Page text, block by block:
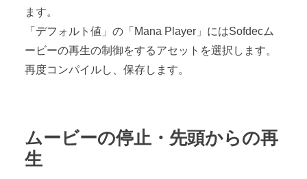
ます。
「デフォルト値」の「Mana Player」にはSofdecム
ービーの再生の制御をするアセットを選択します。
再度コンパイルし、保存します。
ムービーの停止・先頭からの再
生